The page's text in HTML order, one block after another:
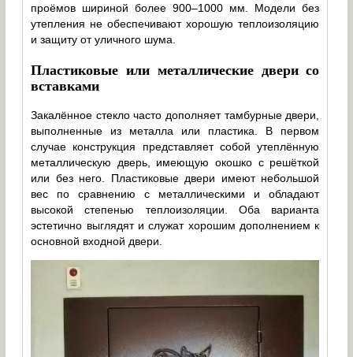
проёмов шириной более 900–1000 мм. Модели без
утепления не обеспечивают хорошую теплоизоляцию
и защиту от уличного шума.
Пластиковые или металлические двери со
вставками
Закалённое стекло часто дополняет тамбурные двери,
выполненные из металла или пластика. В первом
случае конструкция представляет собой утеплённую
металлическую дверь, имеющую окошко с решёткой
или без него. Пластиковые двери имеют небольшой
вес по сравнению с металлическими и обладают
высокой степенью теплоизоляции. Оба варианта
эстетично выглядят и служат хорошим дополнением к
основной входной двери.